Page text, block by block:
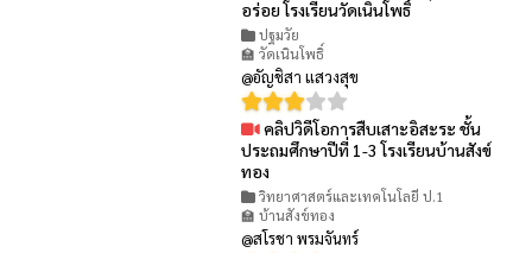
อร่อย โรงเรียนวัดเนินโพธิ์
ปฐมวัย
🏫 วัดเนินโพธิ์
@อัญชิสา แสวงสุข
คลิปวิดีโอการสืบเสาะอิสะระ ชั้น
ประถมศึกษาปีที่ 1-3 โรงเรียนบ้านสังข์
ทอง
วิทยาศาสตร์และเทคโนโลยี ป.1
🏫 บ้านสังข์ทอง
@สโรชา พรมจันทร์